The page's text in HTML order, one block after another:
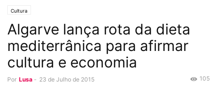
Cultura
Algarve lança rota da dieta
mediterrânica para afirmar
cultura e economia
Por Lusa - 23 de Julho de 2015 105